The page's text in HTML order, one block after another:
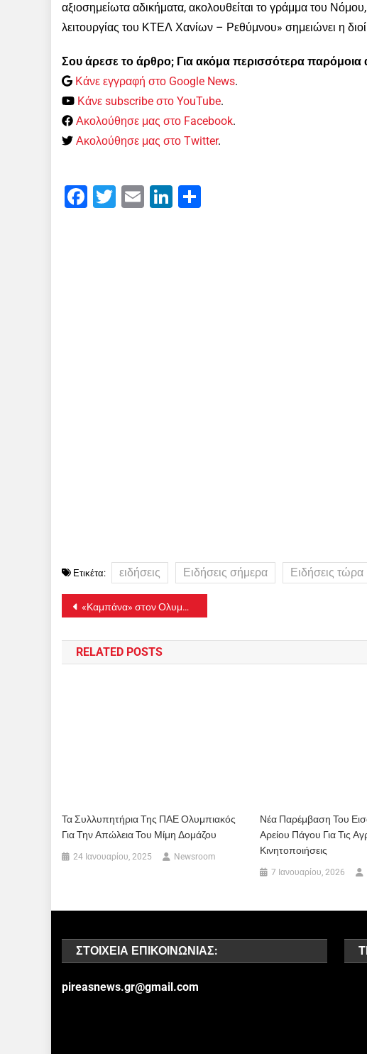
αξιοσημείωτα αδικήματα, ακολουθείται το γράμμα του
λειτουργίας του ΚΤΕΛ Χανίων – Ρεθύμνου» σημειώνει η
Σου άρεσε το άρθρο; Για ακόμα περισσότερα παρόμοια
Κάνε εγγραφή στο Google News.
Κάνε subscribe στο YouTube.
Ακολούθησε μας στο Facebook.
Ακολούθησε μας στο Twitter.
Facebook
Twitter Email LinkedIn
Ετικέτα: ειδήσεις Ειδήσεις σήμερα Ειδήσεις τώρα
άρθρων
«Καμπάνα» στον Ολυμπιακό και από την UEFA
RELATED POSTS
Τα Συλλυπητήρια Της ΠΑΕ Ολυμπιακός
Για Την Απώλεια Του Μίμη Δομάζου
24 Ιανουαρίου, 2025 Newsroom
Νέα Παρέμβαση Του
Αρείου Πάγου Για Τις
Κινητοποιήσεις
7 Ιανουαρίου, 2026
ΣΤΟΙΧΕΊΑ ΕΠΙΚΟΙΝΩΝΊΑΣ:
pireasnews.gr@gmail.com